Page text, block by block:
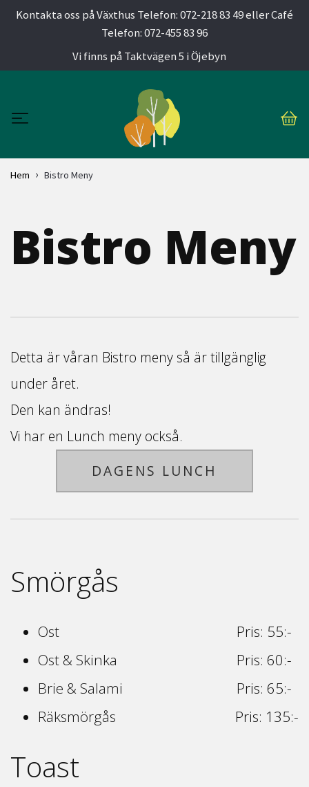
Kontakta oss på Växthus Telefon: 072-218 83 49 eller Café
Telefon: 072-455 83 96
Vi finns på Taktvägen 5 i Öjebyn
Hem Bistro Meny
Bistro Meny
Detta är våran Bistro meny så är tillgänglig
under året.
Den kan ändras!
Vi har en Lunch meny också.
DAGENS LUNCH
Smörgås
Ost
Pris: 55:-
Ost & Skinka
Pris: 60:-
Brie & Salami
Pris: 65:-
Räksmörgås
Pris: 135:-
Toast